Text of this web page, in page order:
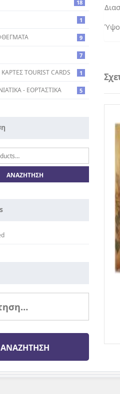
18
1
9
7
TOURIST CARDS 1
- ΕΟΡΤΑΣΤΙΚΑ 5